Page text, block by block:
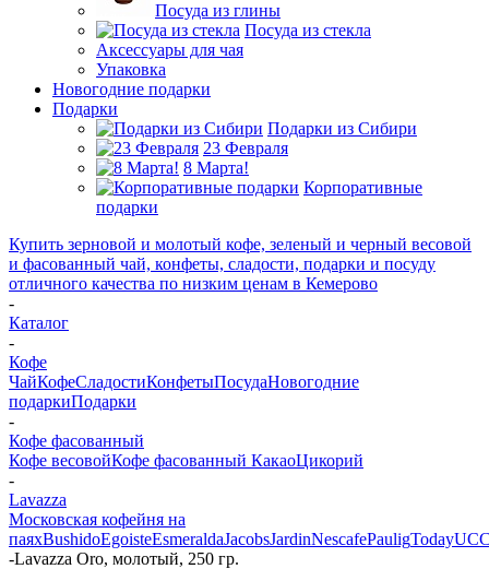
Посуда из глины
Посуда из стекла
Аксессуары для чая
Упаковка
Новогодние подарки
Подарки
Подарки из Сибири
23 Февраля
8 Марта!
Корпоративные
подарки
Купить зерновой и молотый кофе, зеленый и черный весовой
и фасованный чай, конфеты, сладости, подарки и посуду
отличного качества по низким ценам в Кемерово
-
Каталог
-
Кофе
ЧайКофеСладостиКонфетыПосудаНовогодние
подаркиПодарки
-
Кофе фасованный
Кофе весовойКофе фасованный КакаоЦикорий
-
Lavazza
Московская кофейня на
паяхBushidoEgoisteEsmeraldaJacobsJardinNescafePauligToday
-Lavazza Oro, молотый, 250 гр.